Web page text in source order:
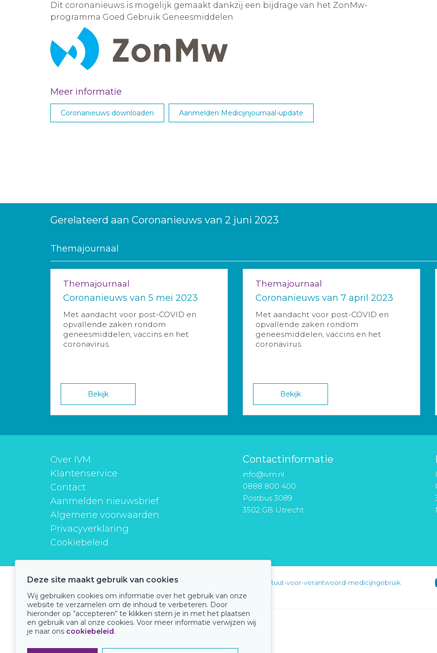
Dit coronanieuws is mogelijk gemaakt dankzij een bijdrage van het ZonMw-
programma Goed Gebruik Geneesmiddelen.
Meer informatie
Coronanieuws downloaden Aanmelden Medicijnjournaal-update
Gerelateerd aan Coronanieuws van 2 juni 2023
Themajournaal
Themajournaal
Coronanieuws van 5 mei 2023
Met aandacht voor post-COVID en
opvallende zaken rondom
geneesmiddelen, vaccins en het
coronavirus.
Bekijk
Themajournaal
Coronanieuws van 7 april 2023
Met aandacht voor post-COVID en
opvallende zaken rondom
geneesmiddelen, vaccins en het
coronavirus.
Bekijk
Over IVM
Klantenservice
Contact
Aanmelden nieuwsbrief
Algemene voorwaarden
Privacyverklaring
Cookiebeleid
Contactinformatie
info@ivm.nl
0888 800 400
Postbus 3089
3502 GB Utrecht
instituutverantwoordmedicijngebruik instituut-voor-verantwoord-medicijngebruik
Onze keurmerken
Deze site maakt gebruik van cookies
Wij gebruiken cookies om informatie over het gebruik van onze
website te verzamelen om de inhoud te verbeteren. Door
hieronder op “accepteren“ te klikken stem je in met het plaatsen
en gebruik van al onze cookies. Voor meer informatie verwijzen wij
je naar ons cookiebeleid.